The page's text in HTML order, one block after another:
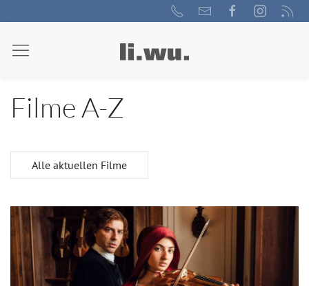
Filme A-Z
Alle aktuellen Filme